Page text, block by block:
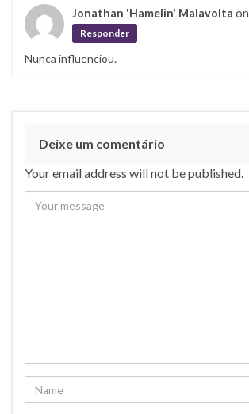
Jonathan 'Hamelin' Malavolta on
Responder
Nunca influenciou.
Deixe um comentário
Your email address will not be published.